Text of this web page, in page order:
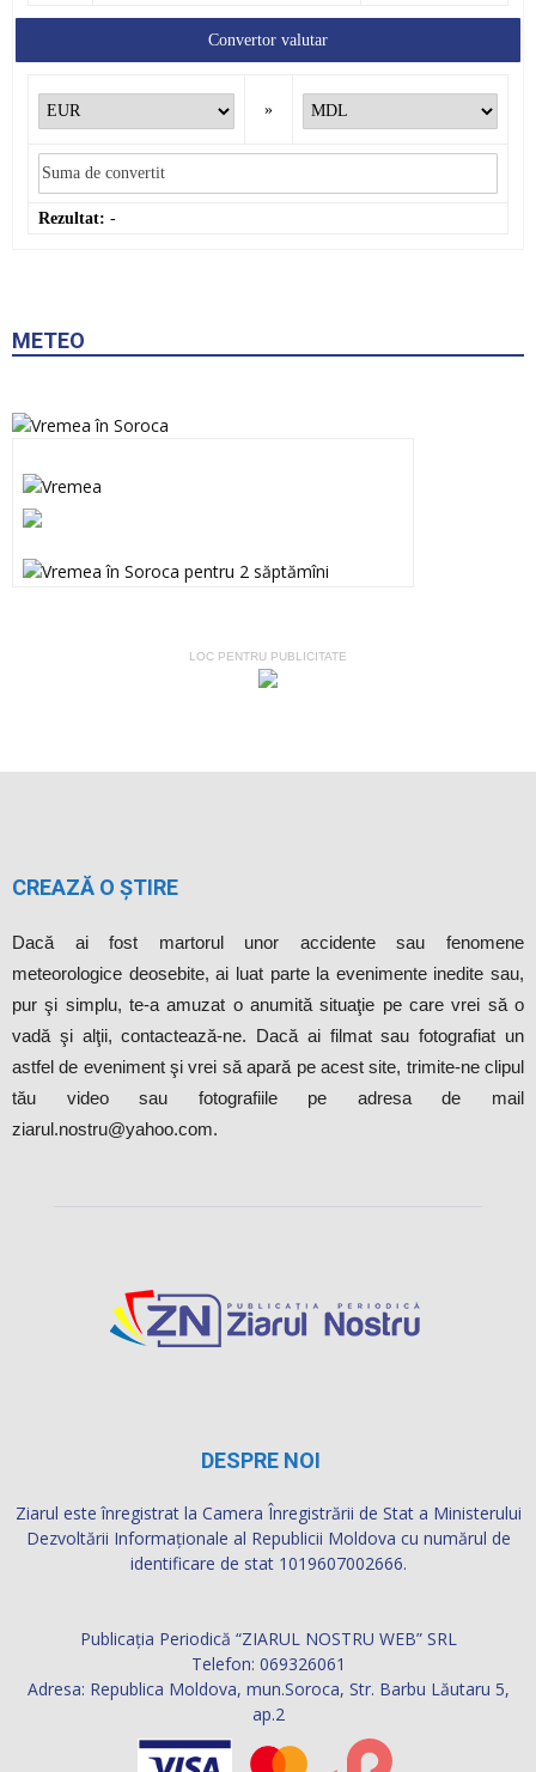
Convertor valutar
»
Rezultat: -
METEO
LOC PENTRU PUBLICITATE
CREAZĂ O ȘTIRE
Dacă ai fost martorul unor accidente sau fenomene
meteorologice deosebite, ai luat parte la evenimente inedite sau,
pur şi simplu, te-a amuzat o anumită situaţie pe care vrei să o
vadă şi alţii, contactează-ne. Dacă ai filmat sau fotografiat un
astfel de eveniment şi vrei să apară pe acest site, trimite-ne clipul
tău video sau fotografiile pe adresa de mail
ziarul.nostru@yahoo.com.
DESPRE NOI
Ziarul este înregistrat la Camera Înregistrării de Stat a Ministerului
Dezvoltării Informaţionale al Republicii Moldova cu numărul de
identificare de stat 1019607002666.
Publicația Periodică “ZIARUL NOSTRU WEB” SRL
Telefon: 069326061
Adresa: Republica Moldova, mun.Soroca, Str. Barbu Lăutaru 5,
ap.2